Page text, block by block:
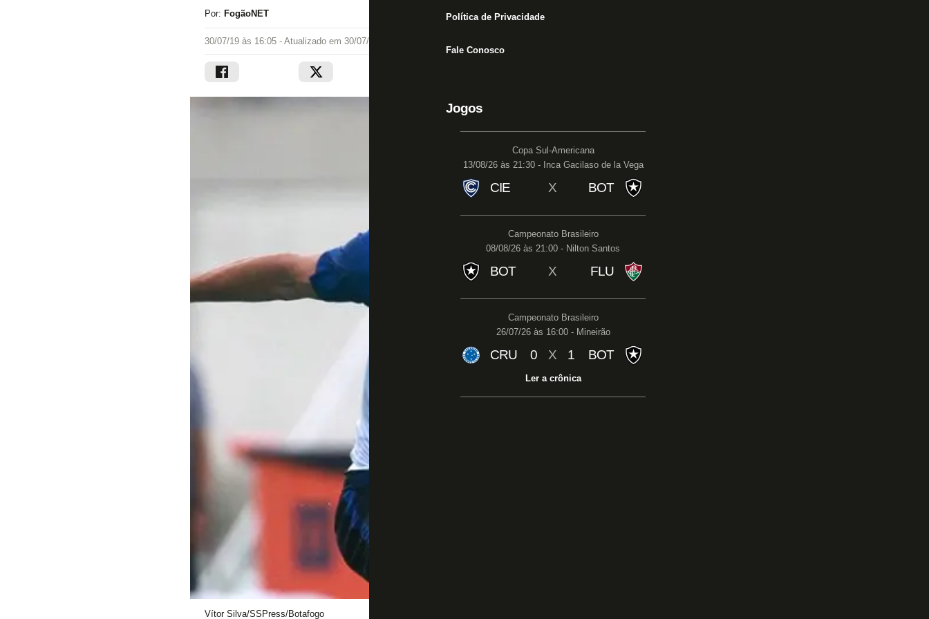
Política de Privacidade
Fale Conosco
Jogos
Copa Sul-Americana
13/08/26 às 21:30 - Inca Gacilaso de la Vega
CIE X BOT
Campeonato Brasileiro
08/08/26 às 21:00 - Nilton Santos
BOT X FLU
Campeonato Brasileiro
26/07/26 às 16:00 - Mineirão
CRU 0 X 1 BOT
Ler a crônica
Por: FogãoNET
30/07/19 às 16:05 - Atualizado em 30/07/19 às 16:35
Vítor Silva/SSPress/Botafogo